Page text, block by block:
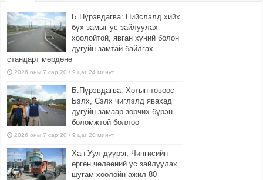
Б.Пүрэвдагва: Нийслэлд хийх
бүх замыг ус зайлуулах
хоолойтой, явган хүний болон
дугуйн замтай байлгах
стандарт мөрдөнө
2026 оны 7 сар 20 / 9 цаг 24 минут
Б.Пүрэвдагва: Хотын төвөөс
Бэлх, Сэлх чиглэлд явахад
дугуйн замаар зорчих бүрэн
боломжтой боллоо
2026 оны 7 сар 20 / 9 цаг 20 минут
Хан-Уул дүүрэг, Чингисийн
өргөн чөлөөний ус зайлуулах
шугам хоолойн ажил 80